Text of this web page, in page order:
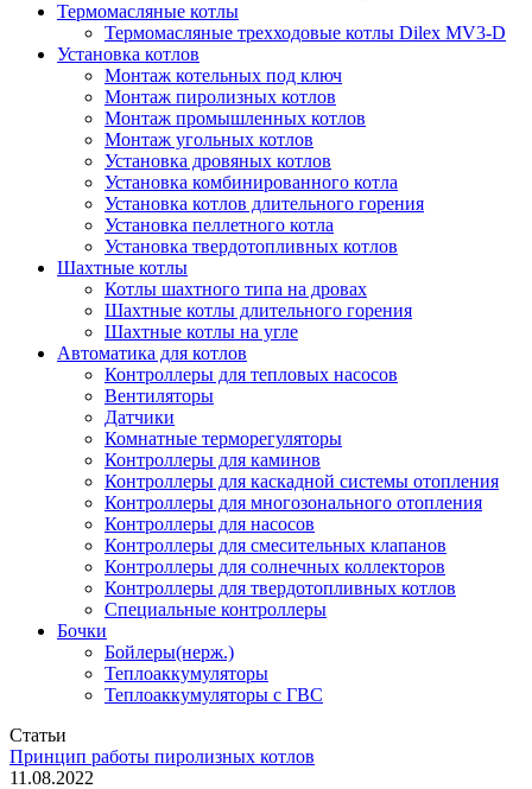
Термомасляные котлы
Термомасляные трехходовые котлы Dilex MV3-D
Установка котлов
Монтаж котельных под ключ
Монтаж пиролизных котлов
Монтаж промышленных котлов
Монтаж угольных котлов
Установка дровяных котлов
Установка комбинированного котла
Установка котлов длительного горения
Установка пеллетного котла
Установка твердотопливных котлов
Шахтные котлы
Котлы шахтного типа на дровах
Шахтные котлы длительного горения
Шахтные котлы на угле
Автоматика для котлов
Контроллеры для тепловых насосов
Вентиляторы
Датчики
Комнатные терморегуляторы
Контроллеры для каминов
Контроллеры для каскадной системы отопления
Контроллеры для многозонального отопления
Контроллеры для насосов
Контроллеры для смесительных клапанов
Контроллеры для солнечных коллекторов
Контроллеры для твердотопливных котлов
Специальные контроллеры
Бочки
Бойлеры(нерж.)
Теплоаккумуляторы
Теплоаккумуляторы с ГВС
Статьи
Принцип работы пиролизных котлов
11.08.2022